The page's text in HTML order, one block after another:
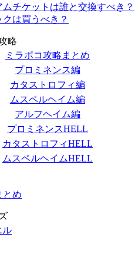
ムチケットは誰と交換すべき？
は買うべき？
略
ミラポコ攻略まとめ
プロミネンス編
カタストロフィ編
ムスペルヘイム編
アルフヘイム編
プロミネンスHELL
カタストロフィHELL
ムスペルヘイムHELL
とめ
ル